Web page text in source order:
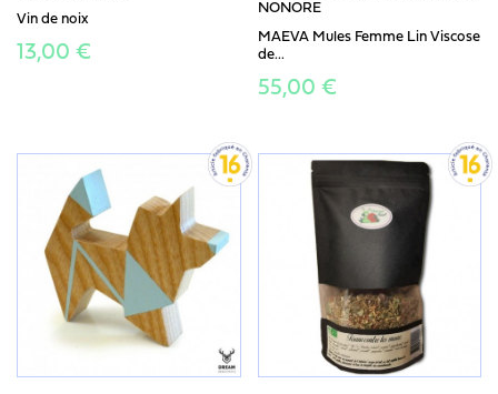
Vin de noix
13,00 €
NONORE
MAEVA Mules Femme Lin Viscose
de...
55,00 €